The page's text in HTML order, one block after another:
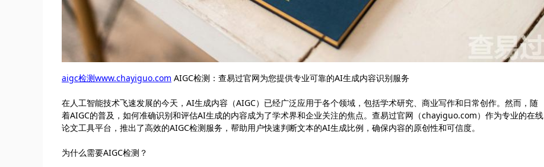
aigc检测www.chayiguo.com AIGC检测：查易过官网为您提供专业可靠的AI生成内容识别服务
在人工智能技术飞速发展的今天，AI生成内容（AIGC）已经广泛应用于各个领域，包括学术研究、商业写作和日常创作。然而，随
着AIGC的普及，如何准确识别和评估AI生成的内容成为了学术界和企业关注的焦点。查易过官网（chayiguo.com）作为专业的在线
论文工具平台，推出了高效的AIGC检测服务，帮助用户快速判断文本的AI生成比例，确保内容的原创性和可信度。
为什么需要AIGC检测？